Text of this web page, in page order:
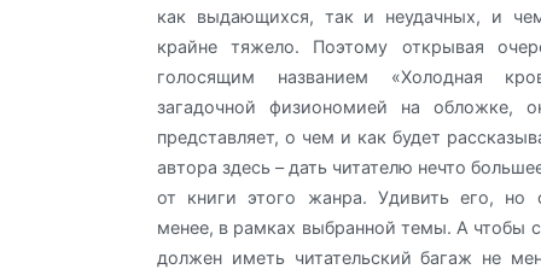
как выдающихся, так и неудачных, и
крайне тяжело. Поэтому открывая
голосящим названием «Холодная
загадочной физиономией на обложке,
представляет, о чем и как будет
автора здесь – дать читателю нечто
от книги этого жанра. Удивить его, но
менее, в рамках выбранной темы. А чтобы
должен иметь читательский багаж не